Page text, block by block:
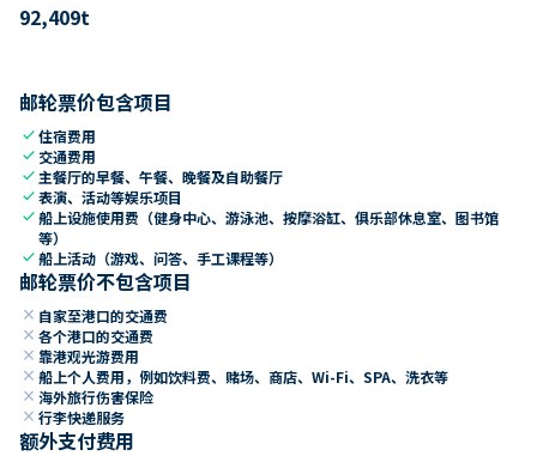
92,409t
邮轮票价包含项目
check住宿费用
check 交通费用
check 主餐厅的早餐、午餐、晚餐及自助餐厅
check表演、活动等娱乐项目
check船上设施使用费（健身中心、游泳池、按摩浴缸、俱乐部休息室、图书馆
等）
check船上活动（游戏、问答、手工课程等）
邮轮票价不包含项目
close 自家至港口的交通费
close 各个港口的交通费
close 靠港观光游费用
close 船上个人费用，例如饮料费、赌场、商店、Wi-Fi、SPA、洗衣等
close 海外旅行伤害保险
close 行李快递服务
额外支付费用